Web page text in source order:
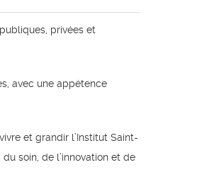
privées et
avec une appétence
et grandir l’Institut Saint-
soin, de l’innovation et de